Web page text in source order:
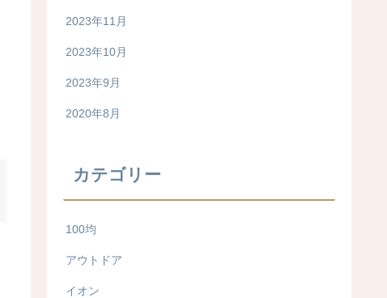
2023年11月
2023年10月
2023年9月
2020年8月
カテゴリー
100均
アウトドア
イオン